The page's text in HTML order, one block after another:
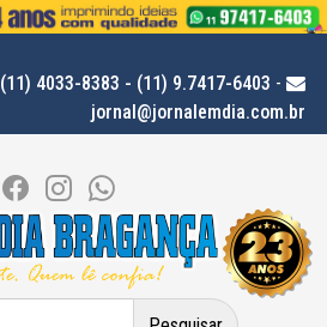
(11) 4033-8383 - (11) 9.7417-6403 -
jornal@jornalemdia.com.br